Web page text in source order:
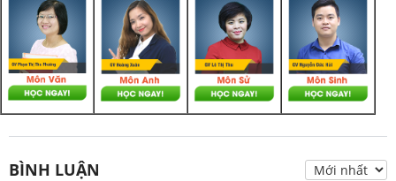
BÌNH LUẬN